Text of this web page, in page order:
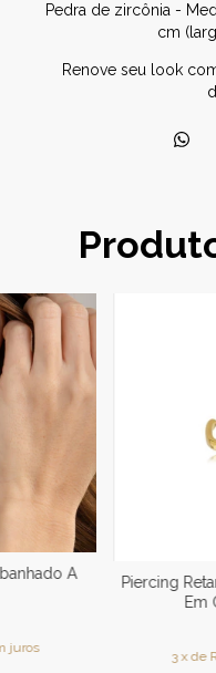
Pedra de zircônia -
cm
Renove seu look
A
juros
Piercing
Em
3 x de